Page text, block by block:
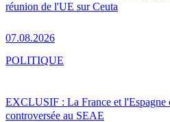
réunion de l'UE sur Ceuta
07.08.2026
EXCLUSIF : La France et l'Espagne
controversée au SEAE
POLITIQUE